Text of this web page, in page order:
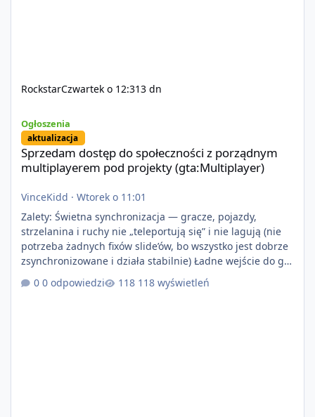
RockstarCzwartek o 12:313 dn
Ogłoszenia
aktualizacja
Sprzedam dostęp do społeczności z porządnym
multiplayerem pod projekty (gta:Multiplayer)
VinceKidd · Wtorek o 11:01
Zalety: Świetna synchronizacja — gracze, pojazdy,
strzelanina i ruchy nie „teleportują się” i nie lagują (nie
potrzeba żadnych fixów slide’ów, bo wszystko jest dobrze
zsynchronizowane i działa stabilnie) Ładne wejście do gry
+ solidny antycheat na poziomie multiplayera Wygodne
pisanie własnych modów i skryptów (wsparcie C# / JS /
0 odpowiedzi 118 wyświetleń